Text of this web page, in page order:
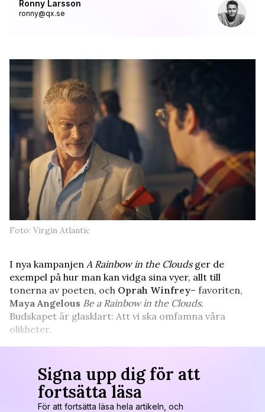
Ronny Larsson
ronny@qx.se
Foto: Virgin Atlantic
I nya kampanjen A Rainbow in the Clouds ger de
exempel på hur man kan vidga sina vyer, allt till
tonerna av poeten, och Oprah Winfrey– favoriten,
Maya Angelous Be a Rainbow in the Clouds.
Budskapet är glasklart: Att vi ska omfamna våra
olikheter.
Signa upp dig för att
fortsätta läsa
För att fortsätta läsa hela artikeln, och